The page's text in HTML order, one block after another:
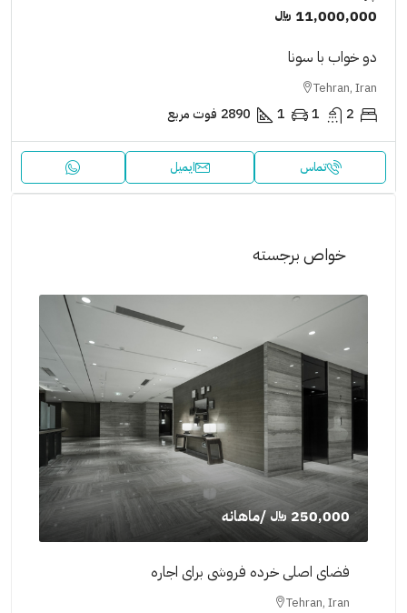
11,000,000 ﷼
دو خواب با سونا
Tehran, Iran
2
1
1
2890 فوت مربع
تماس ایمیل
خواص برجسته
250,000 ﷼ /ماهانه
فضای اصلی خرده فروشی برای اجاره
Tehran, Iran